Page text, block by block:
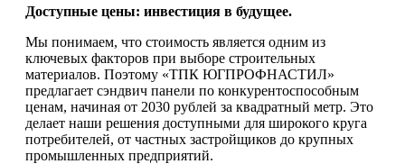
Доступные цены: инвестиция в будущее.
Мы понимаем, что стоимость является одним из
ключевых факторов при выборе строительных
материалов. Поэтому «ТПК ЮГПРОФНАСТИЛ»
предлагает сэндвич панели по конкурентоспособным
ценам, начиная от 2030 рублей за квадратный метр. Это
делает наши решения доступными для широкого круга
потребителей, от частных застройщиков до крупных
промышленных предприятий.